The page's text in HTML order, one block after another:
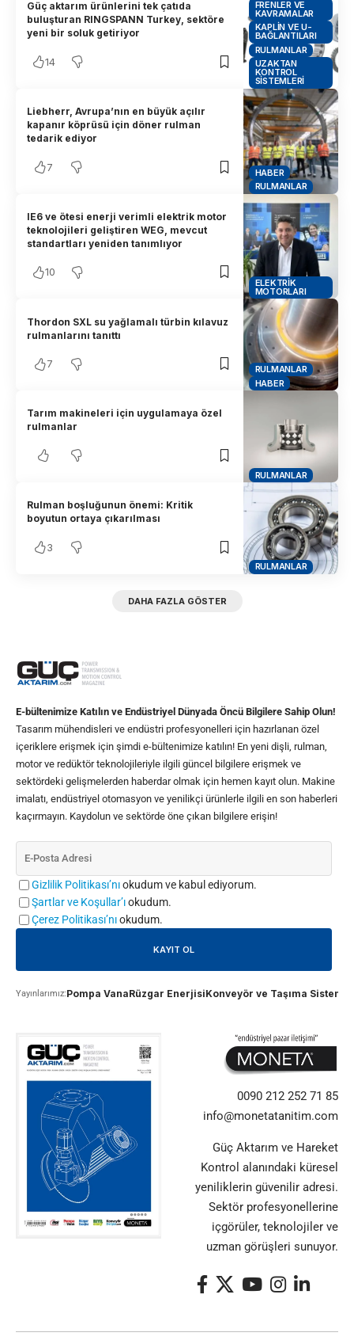
FRENLER VE
KAVRAMALAR
KAPLIN VE U-
BAĞLANTILARI
RULMANLAR
UZAKTAN
KONTROL
SISTEMLERI
Güç aktarım ürünlerini tek çatıda
buluşturan RINGSPANN Turkey, sektöre
yeni bir soluk getiriyor
14
HABER
RULMANLAR
Liebherr, Avrupa’nın en büyük açılır
kapanır köprüsü için döner rulman
tedarik ediyor
7
ELEKTRIK
MOTORLARI
IE6 ve ötesi enerji verimli elektrik motor
teknolojileri geliştiren WEG, mevcut
standartları yeniden tanımlıyor
10
RULMANLAR
HABER
Thordon SXL su yağlamalı türbin kılavuz
rulmanlarını tanıttı
7
RULMANLAR
Tarım makineleri için uygulamaya özel
rulmanlar
RULMANLAR
Rulman boşluğunun önemi: Kritik
boyutun ortaya çıkarılması
3
DAHA FAZLA GÖSTER
E-bültenimize Katılın ve Endüstriyel Dünyada Öncü Bilgilere Sahip Olun!
Tasarım mühendisleri ve endüstri profesyonelleri için hazırlanan özel
içeriklere erişmek için şimdi e-bültenimize katılın! En yeni dişli, rulman,
motor ve redüktör teknolojileriyle ilgili güncel bilgilere erişmek ve
sektördeki gelişmelerden haberdar olmak için hemen kayıt olun. Makine
imalatı, endüstriyel otomasyon ve yenilikçi ürünlerle ilgili en son haberleri
kaçırmayın. Kaydolun ve sektörde öne çıkan bilgilere erişin!
Gizlilik Politikası’nıokudum ve kabul ediyorum.
Şartlar ve Koşullar’ıokudum.
Çerez Politikası’nıokudum.
Yayınlarımız:Pompa VanaRüzgar EnerjisiKonveyör ve Taşıma
0090 212 252 71 85
info@monetatanitim.com
Güç Aktarım ve Hareket
Kontrol alanındaki küresel
yeniliklerin güvenilir adresi.
Sektör profesyonellerine
içgörüler, teknolojiler ve
uzman görüşleri sunuyor.